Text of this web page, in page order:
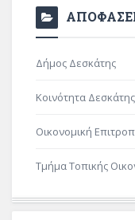
Δήμος Δεσκάτης
Κοινότητα Δεσκάτης
Οικονομική
Τμήμα Τοπικής